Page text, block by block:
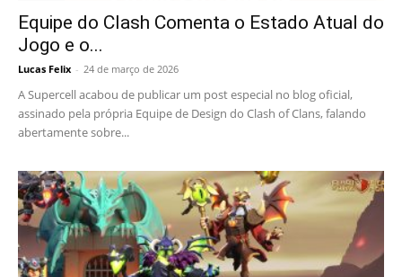
Equipe do Clash Comenta o Estado Atual do
Jogo e o...
Lucas Felix - 24 de março de 2026
A Supercell acabou de publicar um post especial no blog oficial,
assinado pela própria Equipe de Design do Clash of Clans, falando
abertamente sobre...